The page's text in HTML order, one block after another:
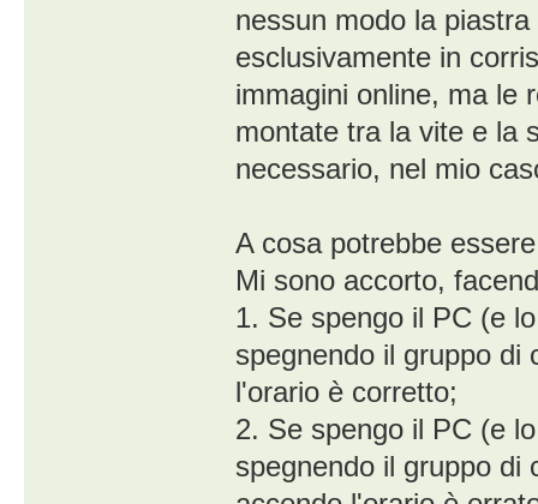
nessun modo la
esclusivamente in
immagini online, ma le
montate tra la vite e la
necessario, nel mio
A cosa potrebbe
Mi sono accorto,
1. Se spengo il PC (e
spegnendo il gruppo di
l'orario è corretto;
2. Se spengo il PC (e
spegnendo il gruppo di